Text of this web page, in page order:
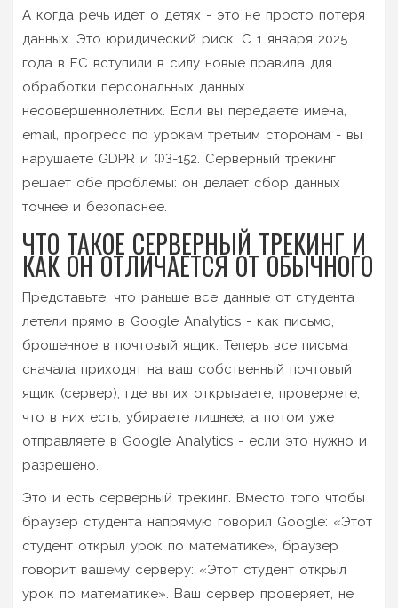
А когда речь идет о детях - это не просто потеря
данных. Это юридический риск. С 1 января 2025
года в ЕС вступили в силу новые правила для
обработки персональных данных
несовершеннолетних. Если вы передаете имена,
email, прогресс по урокам третьим сторонам - вы
нарушаете GDPR и ФЗ-152. Серверный трекинг
решает обе проблемы: он делает сбор данных
точнее и безопаснее.
ЧТО ТАКОЕ СЕРВЕРНЫЙ ТРЕКИНГ И
КАК ОН ОТЛИЧАЕТСЯ ОТ ОБЫЧНОГО
Представьте, что раньше все данные от студента
летели прямо в Google Analytics - как письмо,
брошенное в почтовый ящик. Теперь все письма
сначала приходят на ваш собственный почтовый
ящик (сервер), где вы их открываете, проверяете,
что в них есть, убираете лишнее, а потом уже
отправляете в Google Analytics - если это нужно и
разрешено.
Это и есть серверный трекинг. Вместо того чтобы
браузер студента напрямую говорил Google: «Этот
студент открыл урок по математике», браузер
говорит вашему серверу: «Этот студент открыл
урок по математике». Ваш сервер проверяет, не